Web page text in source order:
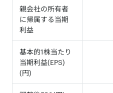
親会社の所有者
に帰属する当期
利益
基本的1株当たり
当期利益(EPS)
(円)